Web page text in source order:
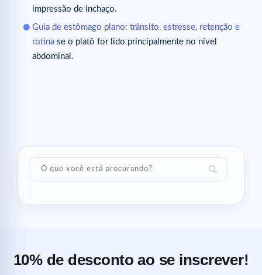
impressão de inchaço.
Guia de estômago plano: trânsito, estresse, retenção e
rotina se o platô for lido principalmente no nível
abdominal.
10% de desconto ao se inscrever!